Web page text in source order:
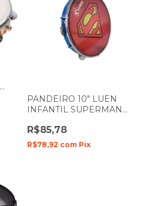
PANDEIRO 10" LUEN
INFANTIL SUPERMAN
R$85,78
R$78,92 com Pix